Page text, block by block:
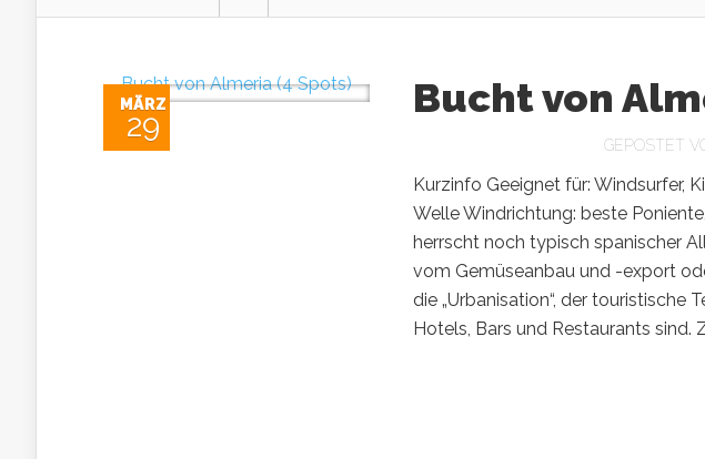
MÄRZ
29
Bucht von
GEPOSTET
Kurzinfo Geeignet für: Windsurfer,
Welle Windrichtung: beste
herrscht noch typisch spanischer
vom Gemüseanbau und -export
die „Urbanisation“, der touristische
Hotels, Bars und Restaurants sind.